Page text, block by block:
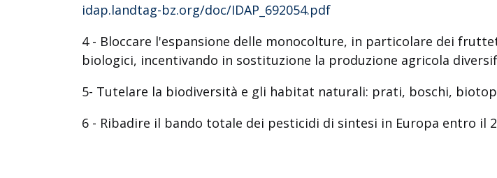
idap.landtag-bz.org/doc/IDAP_692054.pdf
4 - Bloccare l'espansione delle monocolture, in particolare dei
biologici, incentivando in sostituzione la produzione agricola
5- Tutelare la biodiversità e gli habitat naturali: prati, boschi,
6 - Ribadire il bando totale dei pesticidi di sintesi in Europa entro il